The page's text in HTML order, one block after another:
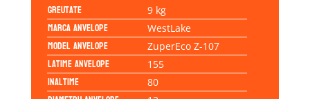
Greutate 9 kg
Marca anvelope WestLake
Model anvelope ZuperEco Z-107
Latime anvelope 155
Inaltime 80